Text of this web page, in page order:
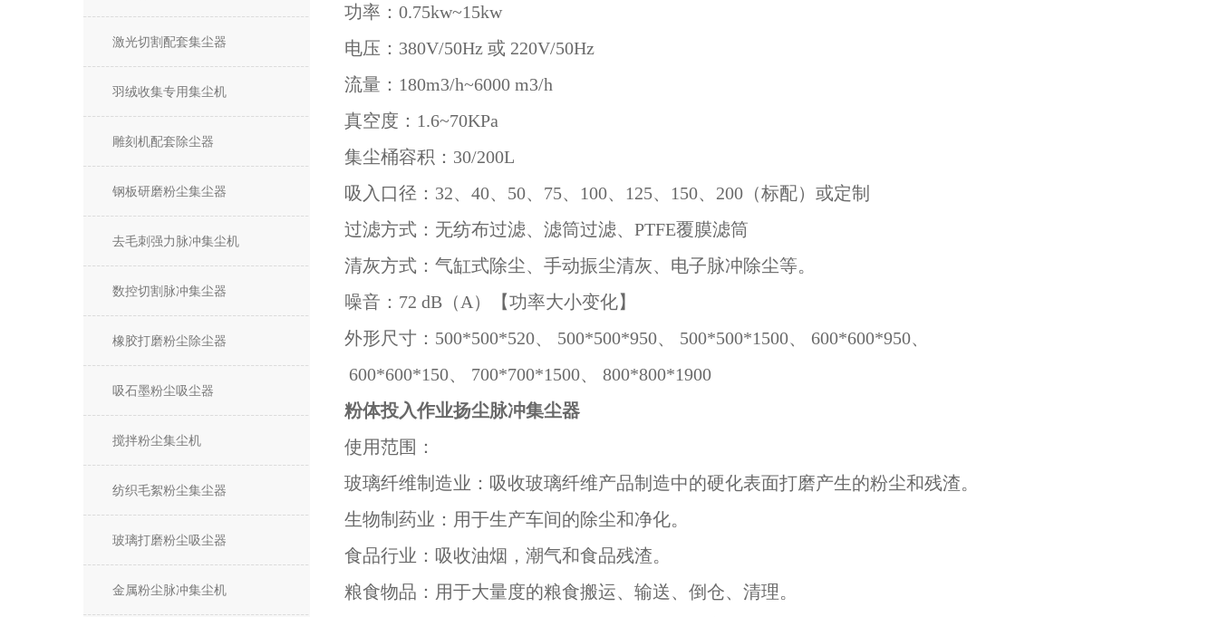
激光切割配套集尘器
羽绒收集专用集尘机
雕刻机配套除尘器
钢板研磨粉尘集尘器
去毛刺强力脉冲集尘机
数控切割脉冲集尘器
橡胶打磨粉尘除尘器
吸石墨粉尘吸尘器
搅拌粉尘集尘机
纺织毛絮粉尘集尘器
玻璃打磨粉尘吸尘器
金属粉尘脉冲集尘机
功率：0.75kw~15kw
电压：380V/50Hz 或 220V/50Hz
流量：180m3/h~6000 m3/h
真空度：1.6~70KPa
集尘桶容积：30/200L
吸入口径：32、40、50、75、100、125、150、200（标配）或定制
过滤方式：无纺布过滤、滤筒过滤、PTFE覆膜滤筒
清灰方式：气缸式除尘、手动振尘清灰、电子脉冲除尘等。
噪音：72 dB（A）【功率大小变化】
外形尺寸：500*500*520、 500*500*950、 500*500*1500、 600*600*950、
600*600*150、 700*700*1500、 800*800*1900
粉体投入作业扬尘脉冲集尘器
使用范围：
玻璃纤维制造业：吸收玻璃纤维产品制造中的硬化表面打磨产生的粉尘和残渣。
生物制药业：用于生产车间的除尘和净化。
食品行业：吸收油烟，潮气和食品残渣。
粮食物品：用于大量度的粮食搬运、输送、倒仓、清理。